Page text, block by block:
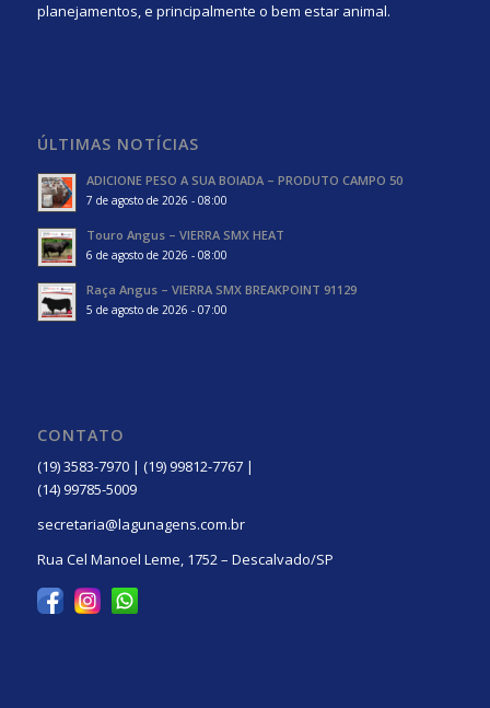
planejamentos, e principalmente o bem estar animal.
ÚLTIMAS NOTÍCIAS
ADICIONE PESO A SUA BOIADA – PRODUTO CAMPO 50
7 de agosto de 2026 - 08:00
Touro Angus – VIERRA SMX HEAT
6 de agosto de 2026 - 08:00
Raça Angus – VIERRA SMX BREAKPOINT 91129
5 de agosto de 2026 - 07:00
CONTATO
(19) 3583-7970 | (19) 99812-7767 |
(14) 99785-5009
secretaria@lagunagens.com.br
Rua Cel Manoel Leme, 1752 – Descalvado/SP